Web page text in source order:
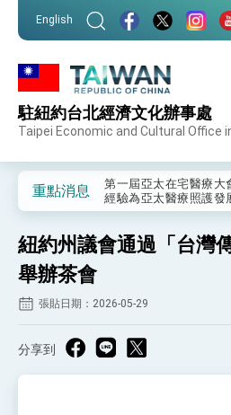
English
駐紐約台北經濟文化辦事處
Taipei Economic and Cultural Office
重點消息
外交部重要言論
事處」，進一步深化台
第一屆亞太在宅醫療
經驗為亞太醫療照護發
及「台灣智慧醫療與健
世界展現台灣守護全球
總統出訪史瓦帝尼返
訪問
總統與五院院長新春
國家邁出合作第一步
紐約州議會通過「台灣
舉辦茶會
張貼日期：2026-05-29
分享到